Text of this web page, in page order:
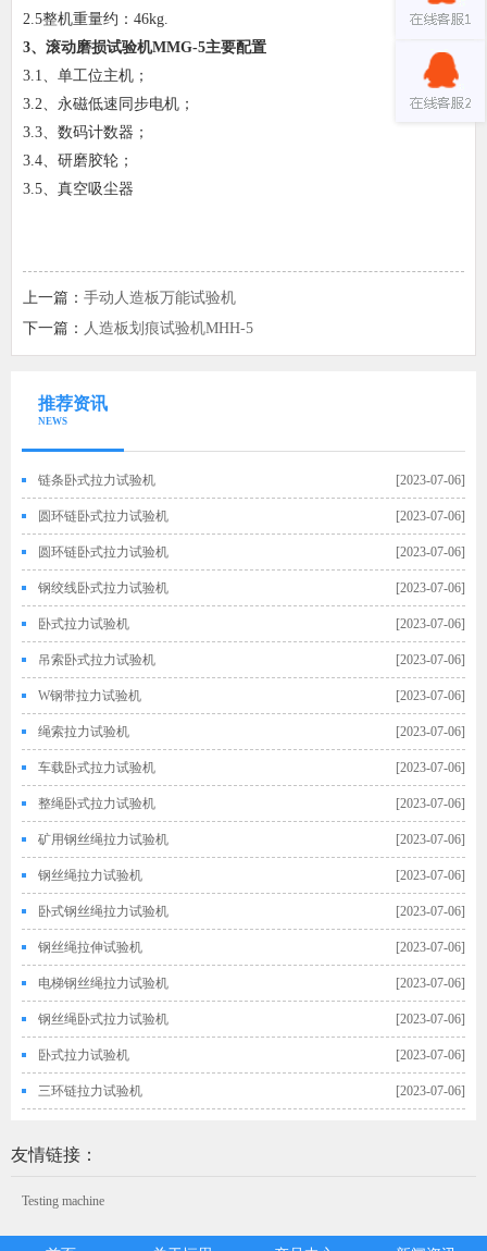
2.5整机重量约：46kg.
3、 滚动磨损试验机MMG-5主要配置
3.1、单工位主机；
3.2、永磁低速同步电机；
3.3、数码计数器；
3.4、研磨胶轮；
3.5、真空吸尘器
上一篇： 手动人造板万能试验机
下一篇： 人造板划痕试验机MHH-5
推荐资讯
NEWS
[2023-07-06]
链条卧式拉力试验机
[2023-07-06]
圆环链卧式拉力试验机
[2023-07-06]
圆环链卧式拉力试验机
[2023-07-06]
钢绞线卧式拉力试验机
[2023-07-06]
卧式拉力试验机
[2023-07-06]
吊索卧式拉力试验机
[2023-07-06]
W钢带拉力试验机
[2023-07-06]
绳索拉力试验机
[2023-07-06]
车载卧式拉力试验机
[2023-07-06]
整绳卧式拉力试验机
[2023-07-06]
矿用钢丝绳拉力试验机
[2023-07-06]
钢丝绳拉力试验机
[2023-07-06]
卧式钢丝绳拉力试验机
[2023-07-06]
钢丝绳拉伸试验机
[2023-07-06]
电梯钢丝绳拉力试验机
[2023-07-06]
钢丝绳卧式拉力试验机
[2023-07-06]
卧式拉力试验机
[2023-07-06]
三环链拉力试验机
友情链接：
Testing machine